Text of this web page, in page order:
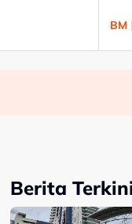
BM |
Berita